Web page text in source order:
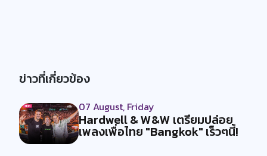
ข่าวที่เกี่ยวข้อง
07 August, Friday
Hardwell & W&W เตรียมปล่อย
เพลงเพื่อไทย "Bangkok" เร็วๆนี้!